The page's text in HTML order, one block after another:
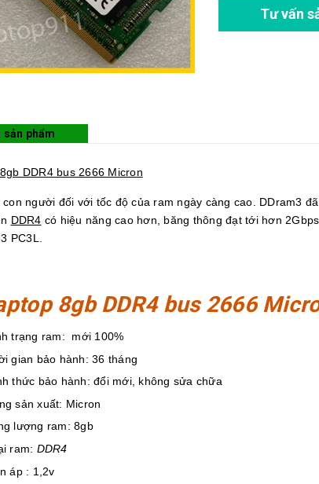
Tư vấn
phẩm
DDR4 bus 2666 Micron
con người đối với tốc độ của ram ngày càng cao. DDram3
DDR4 có hiệu năng cao hơn, băng thông đạt tới hơn
PC3L.
8gb DDR4 bus 2666
trạng ram: mới 100%
gian bảo hành: 36 tháng
thức bảo hành: đổi mới, không sửa chữa
sản xuất: Micron
lượng ram: 8gb
ram: DDR4
áp : 1,2v